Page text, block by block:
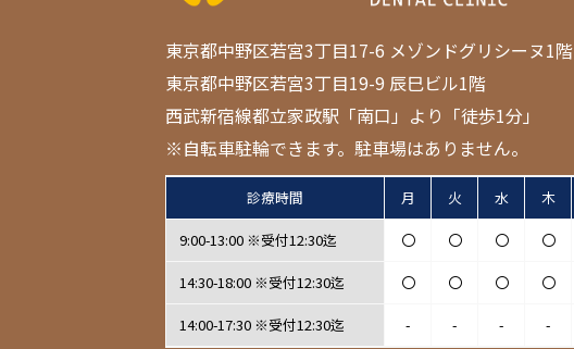
東京都中野区若宮3丁目17-6 メゾンドグリシーヌ1階
東京都中野区若宮3丁目19-9 辰巳ビル1階
西武新宿線都立家政駅「南口」より「徒歩1分」
※自転車駐輪できます。駐車場はありません。
診療時間 月 火 水 木
9:00-13:00 ※受付12:30迄 〇 〇 〇 〇
14:30-18:00 ※受付12:30迄 〇 〇 〇 〇
14:00-17:30 ※受付12:30迄 - - - -